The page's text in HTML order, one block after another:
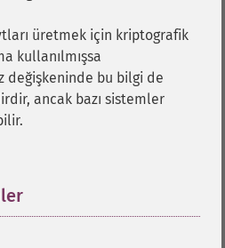
üretmek için kriptografik
kullanılmışsa
değişkeninde bu bilgi de
ancak bazı sistemler